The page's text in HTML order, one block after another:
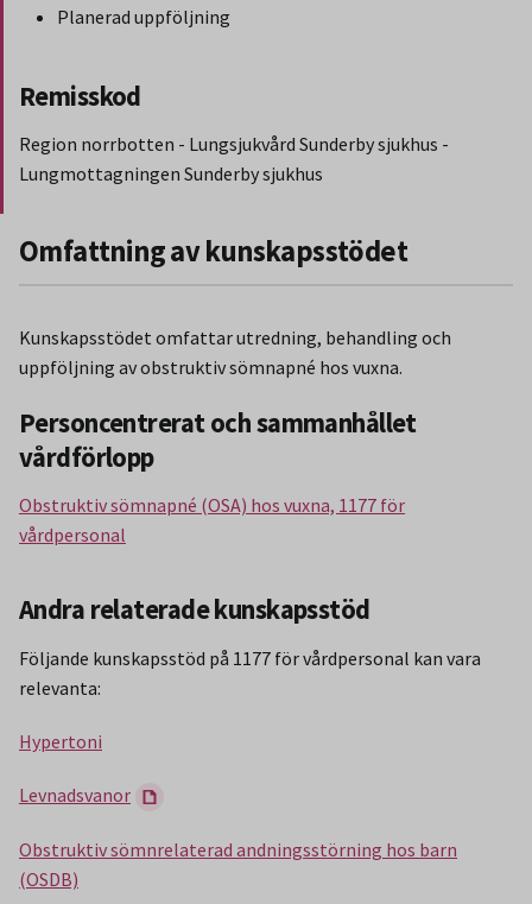
Planerad uppföljning
Remisskod
Region norrbotten - Lungsjukvård Sunderby sjukhus -
Lungmottagningen Sunderby sjukhus
Omfattning av kunskapsstödet
Kunskapsstödet omfattar utredning, behandling och
uppföljning av obstruktiv sömnapné hos vuxna.
Personcentrerat och sammanhållet
vårdförlopp
Obstruktiv sömnapné (OSA) hos vuxna, 1177 för
vårdpersonal
Andra relaterade kunskapsstöd
Följande kunskapsstöd på 1177 för vårdpersonal kan vara
relevanta:
Hypertoni
Levnadsvanor
Obstruktiv sömnrelaterad andningsstörning hos barn
(OSDB)